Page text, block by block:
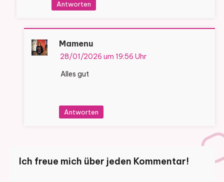
Antworten
Mamenu
28/01/2026 um 19:56 Uhr
Alles gut
Antworten
Ich freue mich über jeden Kommentar!